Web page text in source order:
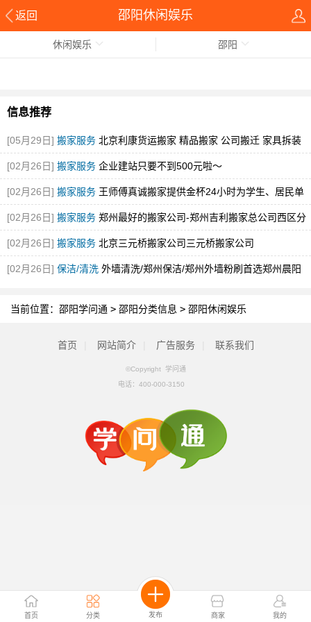
返回 邵阳休闲娱乐
首页 分类 发布 商家 我的
休闲娱乐 邵阳
信息推荐
[05月29日] 搬家服务 北京利康货运搬家 精品搬家 公司搬迁 家具拆装
[图]
[02月26日] 搬家服务 企业建站只要不到500元啦～
[02月26日] 搬家服务 王师傅真诚搬家提供金杯24小时为学生、居民单
身贵族[图]
[02月26日] 搬家服务 郑州最好的搬家公司-郑州吉利搬家总公司西区分
公司[图]
[02月26日] 搬家服务 北京三元桥搬家公司三元桥搬家公司
[02月26日] 保洁/清洗 外墙清洗/郑州保洁/郑州外墙粉刷首选郑州晨阳
当前位置： 邵阳学问通 > 邵阳分类信息 > 邵阳休闲娱乐
首页 网站简介 广告服务 联系我们
©Copyright 学问通
电话： 400-000-3150